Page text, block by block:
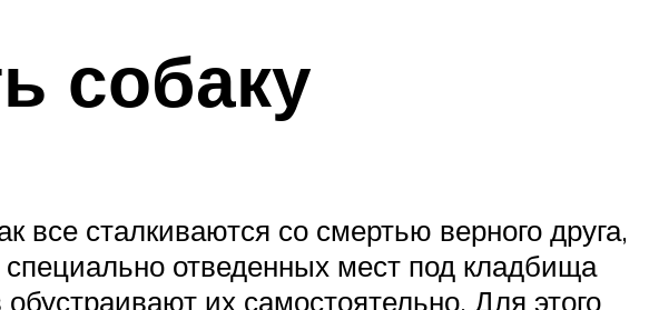
собаку
все сталкиваются со смертью верного друга,
специально отведенных мест под кладбища
их самостоятельно. Для этого